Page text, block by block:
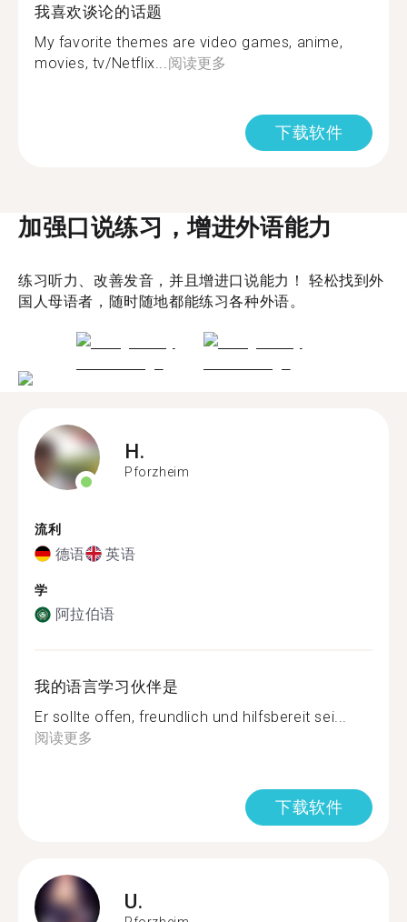
我喜欢谈论的话题
My favorite themes are video games, anime,
movies, tv/Netflix... 阅读更多
下载软件
加强口说练习，增进外语能力
练习听力、改善发音，并且增进口说能力！ 轻松找到外
国人母语者，随时随地都能练习各种外语。
H.
Pforzheim
流利
德语 英语
学
阿拉伯语
我的语言学习伙伴是
Er sollte offen, freundlich und hilfsbereit sei...
阅读更多
下载软件
U.